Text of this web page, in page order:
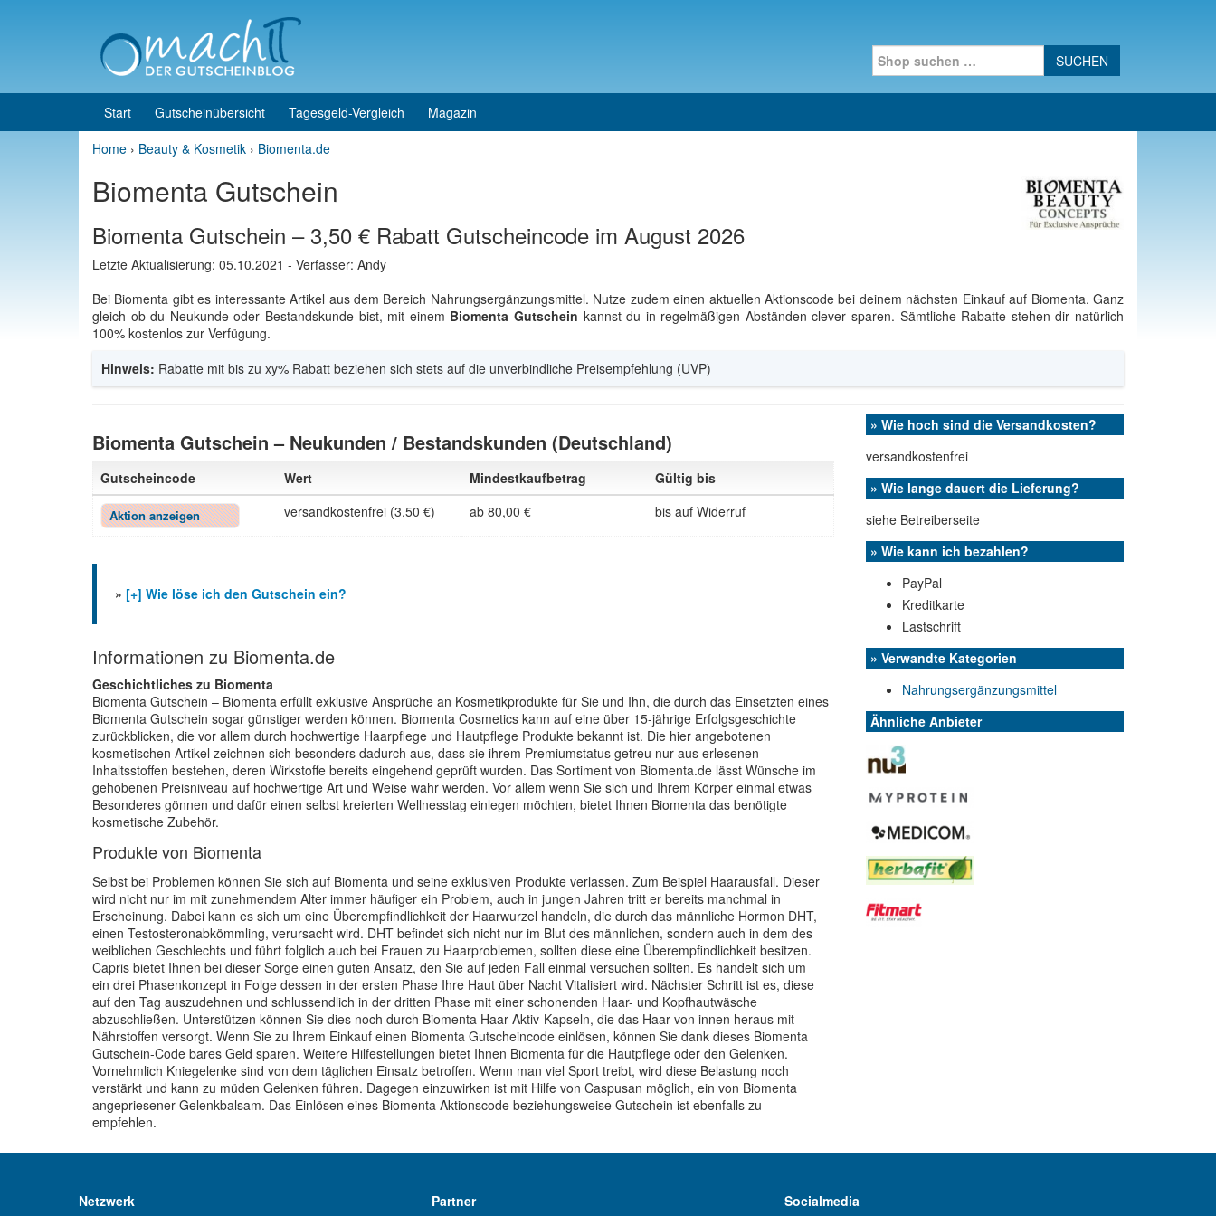
Search for:
Start Gutscheinübersicht Tagesgeld-Vergleich
Magazin
Home › Beauty & Kosmetik › Biomenta.de
Biomenta Gutschein
Biomenta Gutschein – 3,50 € Rabatt Gutscheincode im August 2026
Letzte Aktualisierung: 05.10.2021 - Verfasser: Andy
Bei Biomenta gibt es interessante Artikel aus dem Bereich Nahrungsergänzungsmittel. Nutze zudem einen aktuellen Aktionscode bei deinem nächsten Einkauf auf Biomenta. Ganz
gleich ob du Neukunde oder Bestandskunde bist, mit einem Biomenta Gutschein kannst du in regelmäßigen Abständen clever sparen. Sämtliche Rabatte stehen dir natürlich
100% kostenlos zur Verfügung.
Hinweis: Rabatte mit bis zu xy% Rabatt beziehen sich stets auf die unverbindliche Preisempfehlung (UVP)
Biomenta Gutschein – Neukunden / Bestandskunden (Deutschland)
Gutscheincode Wert Mindestkaufbetrag Gültig bis
Aktion anzeigen versandkostenfrei (3,50 €) ab 80,00 € bis auf Widerruf
» [+] Wie löse ich den Gutschein ein?
Informationen zu Biomenta.de
Geschichtliches zu Biomenta
Biomenta Gutschein – Biomenta erfüllt exklusive Ansprüche an Kosmetikprodukte für Sie und Ihn, die durch das Einsetzten eines
Biomenta Gutschein sogar günstiger werden können. Biomenta Cosmetics kann auf eine über 15-jährige Erfolgsgeschichte
zurückblicken, die vor allem durch hochwertige Haarpflege und Hautpflege Produkte bekannt ist. Die hier angebotenen
kosmetischen Artikel zeichnen sich besonders dadurch aus, dass sie ihrem Premiumstatus getreu nur aus erlesenen
Inhaltsstoffen bestehen, deren Wirkstoffe bereits eingehend geprüft wurden. Das Sortiment von Biomenta.de lässt Wünsche im
gehobenen Preisniveau auf hochwertige Art und Weise wahr werden. Vor allem wenn Sie sich und Ihrem Körper einmal etwas
Besonderes gönnen und dafür einen selbst kreierten Wellnesstag einlegen möchten, bietet Ihnen Biomenta das benötigte
kosmetische Zubehör.
Produkte von Biomenta
Selbst bei Problemen können Sie sich auf Biomenta und seine exklusiven Produkte verlassen. Zum Beispiel Haarausfall. Dieser
wird nicht nur im mit zunehmendem Alter immer häufiger ein Problem, auch in jungen Jahren tritt er bereits manchmal in
Erscheinung. Dabei kann es sich um eine Überempfindlichkeit der Haarwurzel handeln, die durch das männliche Hormon DHT,
einen Testosteronabkömmling, verursacht wird. DHT befindet sich nicht nur im Blut des männlichen, sondern auch in dem des
weiblichen Geschlechts und führt folglich auch bei Frauen zu Haarproblemen, sollten diese eine Überempfindlichkeit besitzen.
Capris bietet Ihnen bei dieser Sorge einen guten Ansatz, den Sie auf jeden Fall einmal versuchen sollten. Es handelt sich um
ein drei Phasenkonzept in Folge dessen in der ersten Phase Ihre Haut über Nacht Vitalisiert wird. Nächster Schritt ist es, diese
auf den Tag auszudehnen und schlussendlich in der dritten Phase mit einer schonenden Haar- und Kopfhautwäsche
abzuschließen. Unterstützen können Sie dies noch durch Biomenta Haar-Aktiv-Kapseln, die das Haar von innen heraus mit
Nährstoffen versorgt. Wenn Sie zu Ihrem Einkauf einen Biomenta Gutscheincode einlösen, können Sie dank dieses Biomenta
Gutschein-Code bares Geld sparen. Weitere Hilfestellungen bietet Ihnen Biomenta für die Hautpflege oder den Gelenken.
Vornehmlich Kniegelenke sind von dem täglichen Einsatz betroffen. Wenn man viel Sport treibt, wird diese Belastung noch
verstärkt und kann zu müden Gelenken führen. Dagegen einzuwirken ist mit Hilfe von Caspusan möglich, ein von Biomenta
angepriesener Gelenkbalsam. Das Einlösen eines Biomenta Aktionscode beziehungsweise Gutschein ist ebenfalls zu
empfehlen.
» Wie hoch sind die Versandkosten?
versandkostenfrei
» Wie lange dauert die Lieferung?
siehe Betreiberseite
» Wie kann ich bezahlen?
PayPal
Kreditkarte
Lastschrift
» Verwandte Kategorien
Nahrungsergänzungsmittel
Ähnliche Anbieter
Netzwerk Partner Socialmedia